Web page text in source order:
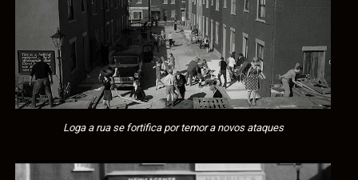
Loga a rua se fortifica por temor a novos ataques